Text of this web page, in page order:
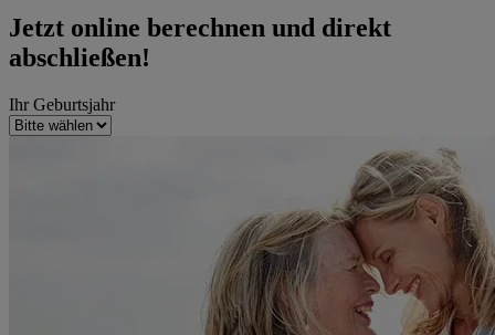
Jetzt online berechnen und direkt
abschließen!
Ihr Geburtsjahr